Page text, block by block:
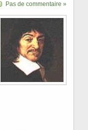
Pas de commentaire »